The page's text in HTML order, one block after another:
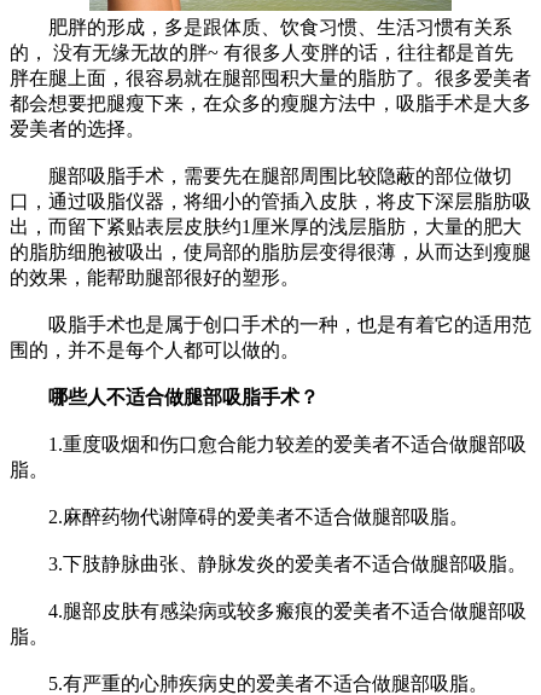
肥胖的形成，多是跟体质、饮食习惯、生活习惯有关系
的， 没有无缘无故的胖~ 有很多人变胖的话，往往都是首先
胖在腿上面，很容易就在腿部囤积大量的脂肪了。很多爱美者
都会想要把腿瘦下来，在众多的瘦腿方法中，吸脂手术是大多
爱美者的选择。
腿部吸脂手术，需要先在腿部周围比较隐蔽的部位做切
口，通过吸脂仪器，将细小的管插入皮肤，将皮下深层脂肪吸
出，而留下紧贴表层皮肤约1厘米厚的浅层脂肪，大量的肥大
的脂肪细胞被吸出，使局部的脂肪层变得很薄，从而达到瘦腿
的效果，能帮助腿部很好的塑形。
吸脂手术也是属于创口手术的一种，也是有着它的适用范
围的，并不是每个人都可以做的。
哪些人不适合做腿部吸脂手术？
1.重度吸烟和伤口愈合能力较差的爱美者不适合做腿部吸
脂。
2.麻醉药物代谢障碍的爱美者不适合做腿部吸脂。
3.下肢静脉曲张、静脉发炎的爱美者不适合做腿部吸脂。
4.腿部皮肤有感染病或较多瘢痕的爱美者不适合做腿部吸
脂。
5.有严重的心肺疾病史的爱美者不适合做腿部吸脂。